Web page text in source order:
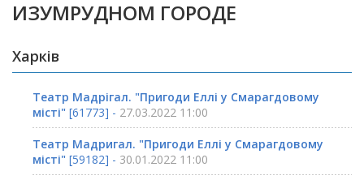
ИЗУМРУДНОМ ГОРОДЕ
Харків
Театр Мадрігал. "Пригоди Еллі у Смарагдовому
місті" [61773] - 27.03.2022 11:00
Театр Мадригал. "Пригоди Еллі у Смарагдовому
місті" [59182] - 30.01.2022 11:00